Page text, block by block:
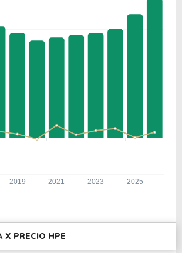
X PRECIO HPE